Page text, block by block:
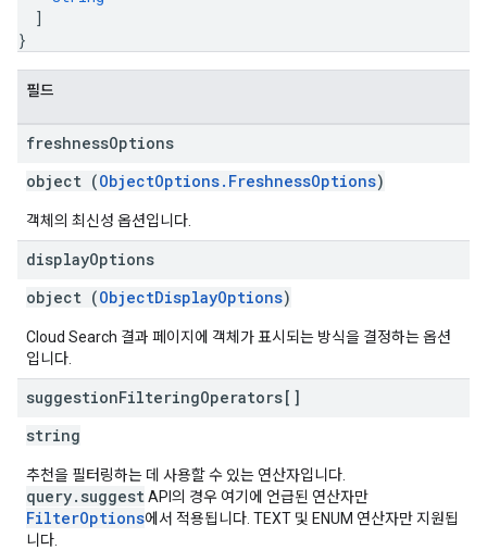
]
}
필드
freshnessOptions
object (ObjectOptions.FreshnessOptions)
객체의 최신성 옵션입니다.
displayOptions
object (ObjectDisplayOptions)
Cloud Search 결과 페이지에 객체가 표시되는 방식을 결정하는 옵션
입니다.
suggestionFilteringOperators[]
string
추천을 필터링하는 데 사용할 수 있는 연산자입니다.
query.suggestAPI의 경우 여기에 언급된 연산자만
FilterOptions에서 적용됩니다. TEXT 및 ENUM 연산자만 지원됩
니다.